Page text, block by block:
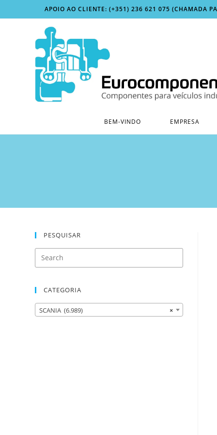
to
APOIO AO CLIENTE: (+351) 236 621 075 (CHAMADA
BEM-VINDO EMPRESA
PESQUISAR
CATEGORIA
×
SCANIA (6.989)